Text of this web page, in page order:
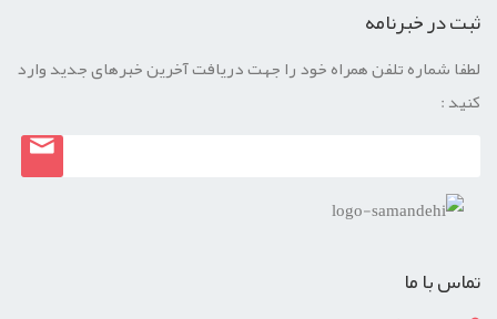
ثبت در خبرنامه
لطفا شماره تلفن همراه خود را جهت دریافت آخرین خبرهای جدید وارد
کنید :
تماس با ما